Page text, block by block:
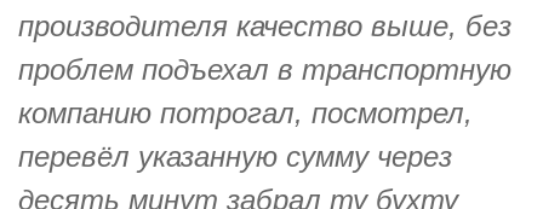
производителя качество выше, без
проблем подъехал в транспортную
компанию потрогал, посмотрел,
перевёл указанную сумму через
десять минут забрал ту бухту